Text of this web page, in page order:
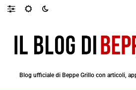
Blog ufficiale di Beppe Grillo con articoli,